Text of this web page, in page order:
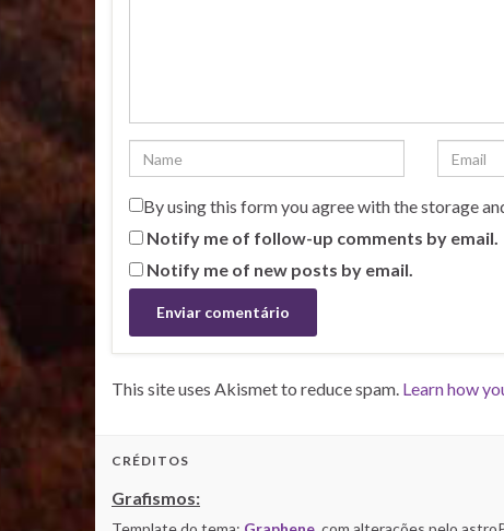
By using this form you agree with the storage
Notify me of follow-up comments by email.
Notify me of new posts by email.
This site uses Akismet to reduce spam. Learn how
CRÉDITOS
Grafismos: